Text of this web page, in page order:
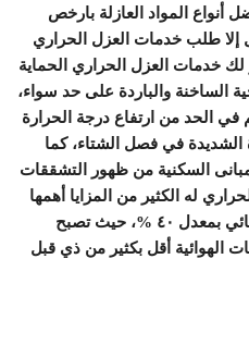
أنواع المواد العازلة بارخص
إلا طلب خدمات العزل الحراري
لك خدمات العزل الحراري الحماية
الساخنة والباردة على حد سواء،
في الحد من ارتفاع درجة الحرارة
في فصل الشتاء، كما
السكنية من ظهور التشققات
له الكثير من المزايا أهمها
أنها تقلل من استهلاك التيار الكهربائي بمعدل ٤٠ %، حيث تصبح
الهوائية أقل بكثير من ذي قبل